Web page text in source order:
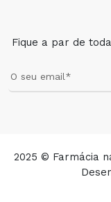
Fique a par de
2025 © Farmácia